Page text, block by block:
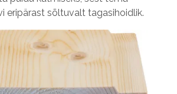
eripärast sõltuvalt tagasihoidlik.